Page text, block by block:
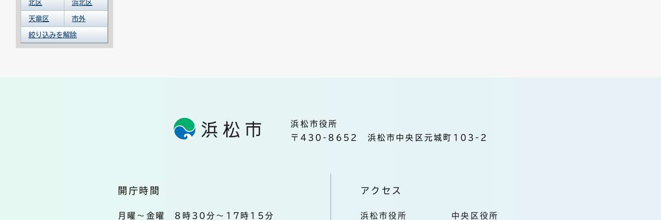
北区 浜北区
天竜区 市外
絞り込みを解除
浜松市役所
〒430-8652 浜松市中央区元城町103-2
開庁時間
月曜～金曜 8時30分～17時15分
アクセス
浜松市役所 中央区役所